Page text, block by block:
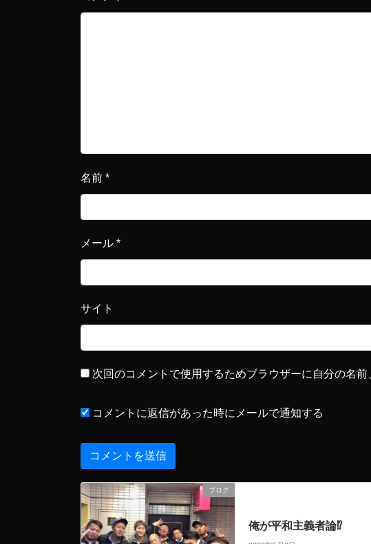
名前 *
メール *
サイト
次回のコメントで使用するためブラウザーに自分の名前
コメントに返信があった時にメールで通知する
ブログ
俺が平和主義者論⁉︎